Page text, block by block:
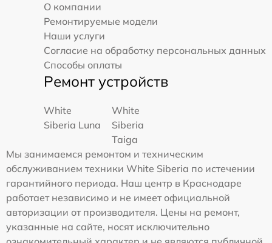
О компании
Ремонтируемые модели
Наши услуги
Согласие на обработку персональных данных
Способы оплаты
Ремонт устройств
White
Siberia Luna
White
Siberia
Taiga
Мы занимаемся ремонтом и техническим
обслуживанием техники White Siberia по истечении
гарантийного периода. Наш центр в Краснодаре
работает независимо и не имеет официальной
авторизации от производителя. Цены на ремонт,
указанные на сайте, носят исключительно